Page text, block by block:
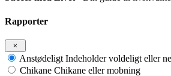
Rapporter
Anstødeligt Indeholder voldeligt eller
Chikane Chikane eller mobning